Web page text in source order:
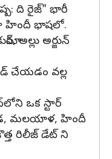
ది రైజ్" భారీ
హిందీ భాషలో.
అల్లు అర్జున్
చేయడం వల్ల
ఒక స్టార్
మలయాళ, హిందీ
రిలీజ్ డేట్ ని